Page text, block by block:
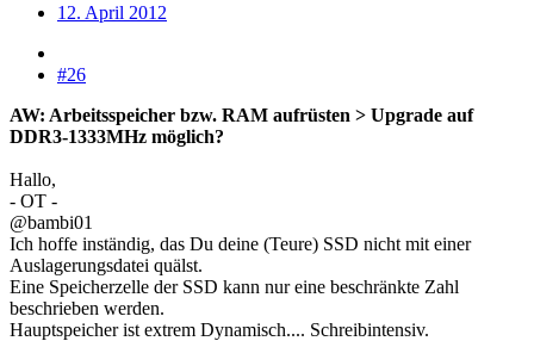
12. April 2012
#26
AW: Arbeitsspeicher bzw. RAM aufrüsten > Upgrade auf
DDR3-1333MHz möglich?
Hallo,
- OT -
@bambi01
Ich hoffe inständig, das Du deine (Teure) SSD nicht mit einer
Auslagerungsdatei quälst.
Eine Speicherzelle der SSD kann nur eine beschränkte Zahl
beschrieben werden.
Hauptspeicher ist extrem Dynamisch.... Schreibintensiv.